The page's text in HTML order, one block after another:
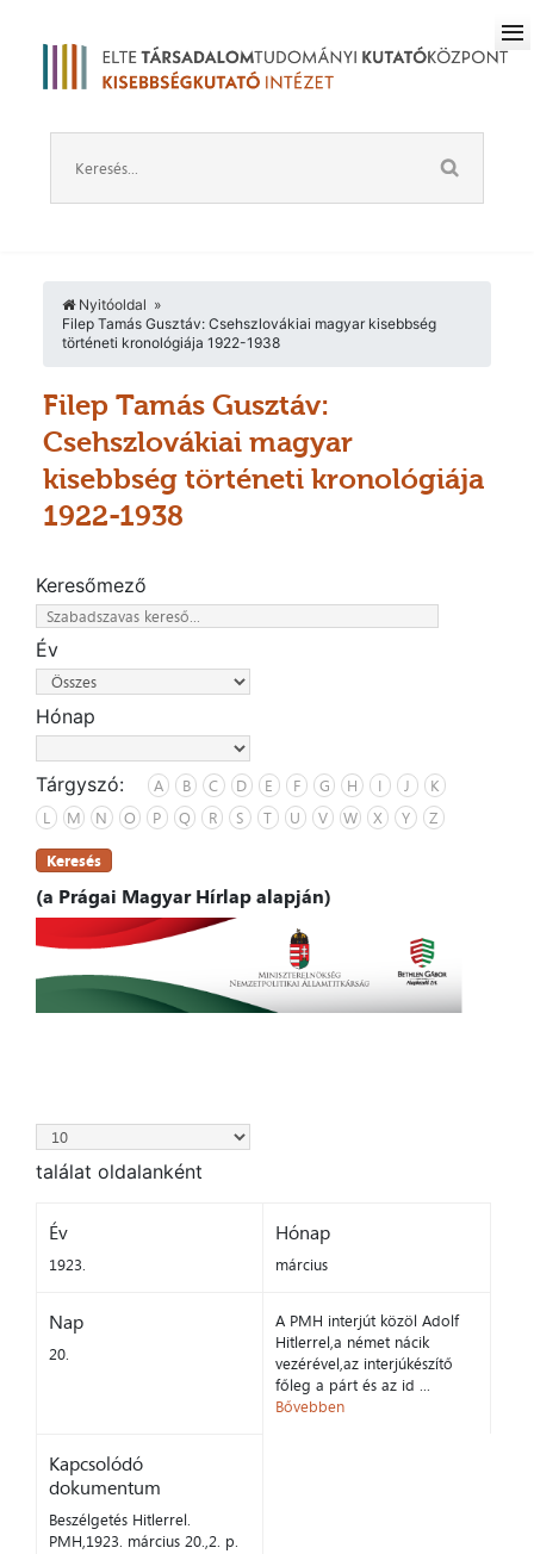
Nyitóoldal
Filep Tamás Gusztáv: Csehszlovákiai magyar kisebbség
történeti kronológiája 1922-1938
Filep Tamás Gusztáv:
Csehszlovákiai magyar
kisebbség történeti kronológiája
1922-1938
Keresőmező
Év
Hónap
Tárgyszó: A B C D E F G H I J
K
L
M N O P Q R S T U V W X Y Z
Keresés
(a Prágai Magyar Hírlap alapján)
találat oldalanként
Év
1923.
Hónap
március
Nap
20.
A PMH interjút közöl Adolf
Hitlerrel,a német nácik
vezérével,az interjúkészítő
főleg a párt és az id ...
Bővebben
Kapcsolódó
dokumentum
Beszélgetés Hitlerrel.
PMH,1923. március 20.,2. p.